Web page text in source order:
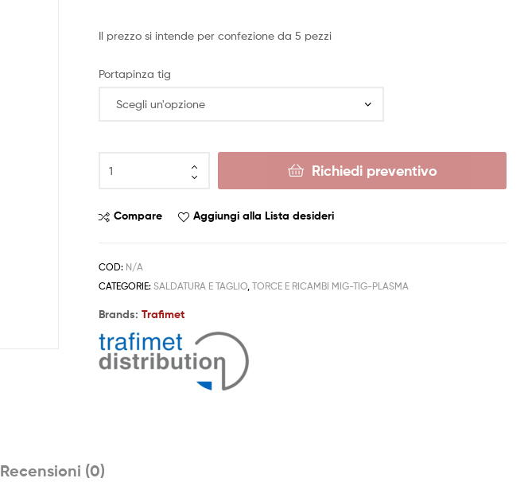
Il prezzo si intende per confezione da 5 pezzi
Portapinza tig
Richiedi preventivo
Compare Aggiungi alla Lista desideri
COD: N/A
CATEGORIE:SALDATURA E TAGLIO,TORCE E RICAMBI MIG-TIG-PLASMA
Brands:Trafimet
Recensioni (0)